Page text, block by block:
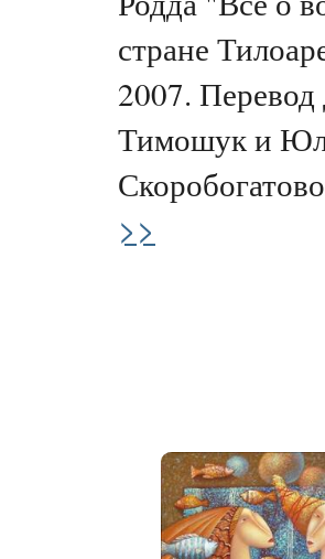
стране
2007.
Тимошук и
>>